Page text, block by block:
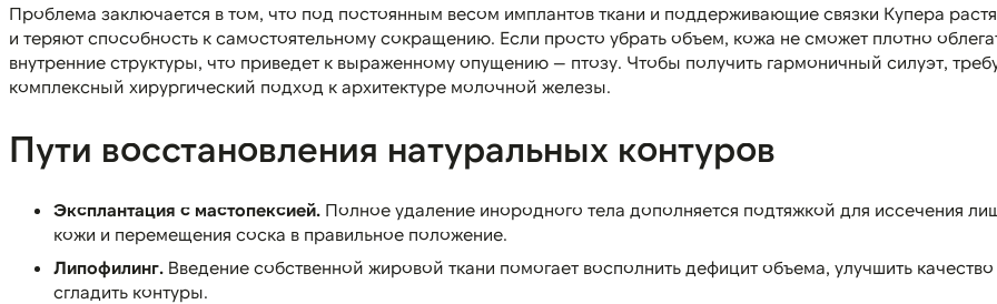
Проблема заключается в том, что под постоянным весом имплантов ткани и поддерживающие связки Купера
и теряют способность к самостоятельному сокращению. Если просто убрать объем, кожа не сможет плотно
внутренние структуры, что приведет к выраженному опущению — птозу. Чтобы получить гармоничный силуэт,
комплексный хирургический подход к архитектуре молочной железы.
Пути восстановления натуральных контуров
Эксплантация с мастопексией. Полное удаление инородного тела дополняется подтяжкой для иссечения
кожи и перемещения соска в правильное положение.
Липофилинг. Введение собственной жировой ткани помогает восполнить дефицит объема, улучшить
сгладить контуры.